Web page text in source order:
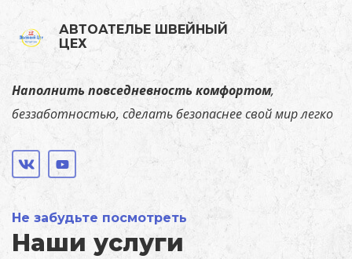
АВТОАТЕЛЬЕ ШВЕЙНЫЙ
ЦЕХ
Наполнить повседневность комфортом,
беззаботностью, сделать безопаснее свой мир легко
Не забудьте посмотреть
Наши услуги